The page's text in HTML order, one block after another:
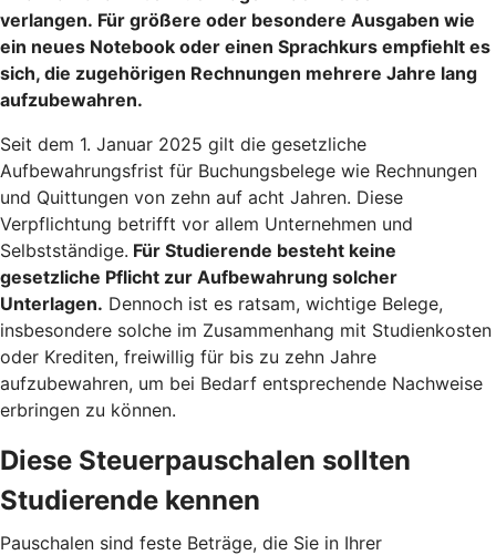
verlangen. Für größere oder besondere Ausgaben wie
ein neues Notebook oder einen Sprachkurs empfiehlt es
sich, die zugehörigen Rechnungen mehrere Jahre lang
aufzubewahren.
Seit dem 1. Januar 2025 gilt die gesetzliche
Aufbewahrungsfrist für Buchungsbelege wie Rechnungen
und Quittungen von zehn auf acht Jahren. Diese
Verpflichtung betrifft vor allem Unternehmen und
Selbstständige. Für Studierende besteht keine
gesetzliche Pflicht zur Aufbewahrung solcher
Unterlagen. Dennoch ist es ratsam, wichtige Belege,
insbesondere solche im Zusammenhang mit Studienkosten
oder Krediten, freiwillig für bis zu zehn Jahre
aufzubewahren, um bei Bedarf entsprechende Nachweise
erbringen zu können.
Diese Steuerpauschalen sollten
Studierende kennen
Pauschalen sind feste Beträge, die Sie in Ihrer